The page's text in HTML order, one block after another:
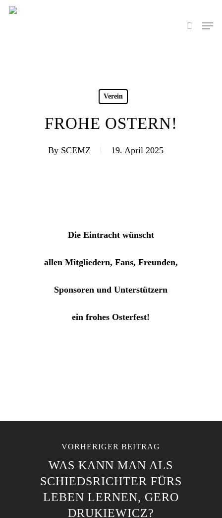
Skip
search
Menu
Verein
FROHE OSTERN!
By SCEMZ 19. April 2025
Die Eintracht wünscht
allen Mitgliedern, Fans, Freunden,
Sponsoren und Unterstützern
ein frohes Osterfest!
VORHERIGER BEITRAG
WAS KANN MAN ALS
SCHIEDSRICHTER FÜRS
LEBEN LERNEN, GERO
DRUKIEWICZ?